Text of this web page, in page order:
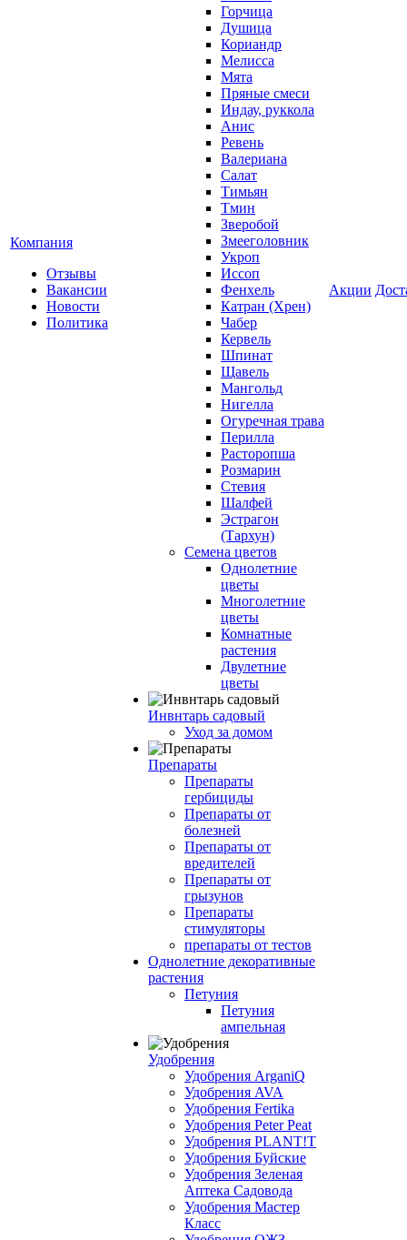
Компания
Отзывы
Вакансии
Новости
Политика
Горчица
Душица
Кориандр
Мелисса
Мята
Пряные смеси
Индау, руккола
Анис
Ревень
Валериана
Салат
Тимьян
Тмин
Зверобой
Змееголовник
Укроп
Иссоп
Фенхель
Катран (Хрен)
Чабер
Кервель
Шпинат
Щавель
Мангольд
Нигелла
Огуречная трава
Перилла
Расторопша
Розмарин
Стевия
Шалфей
Эстрагон
(Тархун)
Семена цветов
Однолетние
цветы
Многолетние
цветы
Комнатные
растения
Двулетние
цветы
Инвнтарь садовый
Уход за домом
Препараты
Препараты
гербициды
Препараты от
болезней
Препараты от
вредителей
Препараты от
грызунов
Препараты
стимуляторы
препараты от тестов
Однолетние декоративные
растения
Петуния
Петуния
ампельная
Удобрения
Удобрения ArganiQ
Удобрения AVA
Удобрения Fertika
Удобрения Peter Peat
Удобрения PLANT!T
Удобрения Буйские
Удобрения Зеленая
Аптека Садовода
Удобрения Мастер
Класс
Акции